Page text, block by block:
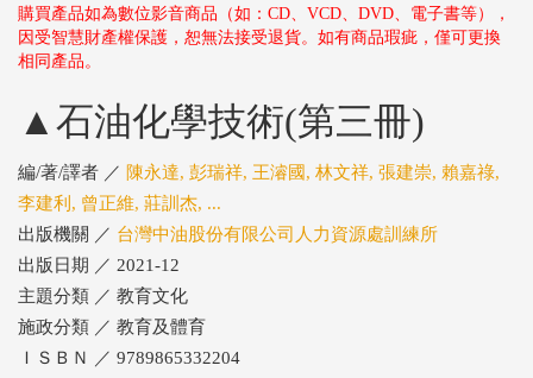
購買產品如為數位影音商品（如：CD、VCD、DVD、電子書等），
因受智慧財產權保護，恕無法接受退貨。如有商品瑕疵，僅可更換
相同產品。
▲石油化學技術(第三冊)
編/著/譯者 ／ 陳永達, 彭瑞祥, 王濬國, 林文祥, 張建崇, 賴嘉祿,
李建利, 曾正維, 莊訓杰, ...
出版機關 ／ 台灣中油股份有限公司人力資源處訓練所
出版日期 ／ 2021-12
主題分類 ／ 教育文化
施政分類 ／ 教育及體育
ＩＳＢＮ ／ 9789865332204